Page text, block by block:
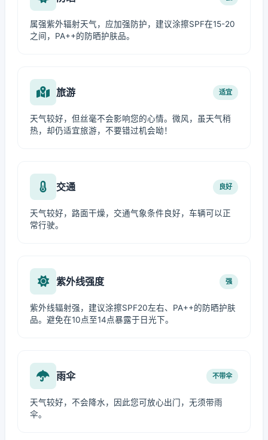
属强紫外辐射天气，应加强防护，建议涂擦SPF在15-20
之间，PA++的防晒护肤品。
旅游 适宜
天气较好，但丝毫不会影响您的心情。微风，虽天气稍
热，却仍适宜旅游，不要错过机会呦！
交通 良好
天气较好，路面干燥，交通气象条件良好，车辆可以正
常行驶。
紫外线强度 强
紫外线辐射强，建议涂擦SPF20左右、PA++的防晒护肤
品。避免在10点至14点暴露于日光下。
雨伞 不带伞
天气较好，不会降水，因此您可放心出门，无须带雨
伞。